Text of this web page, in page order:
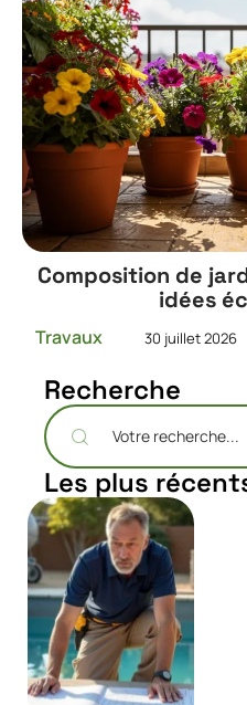
Composition de
idées
Travaux 30 juillet 2026
Recherche
Les plus